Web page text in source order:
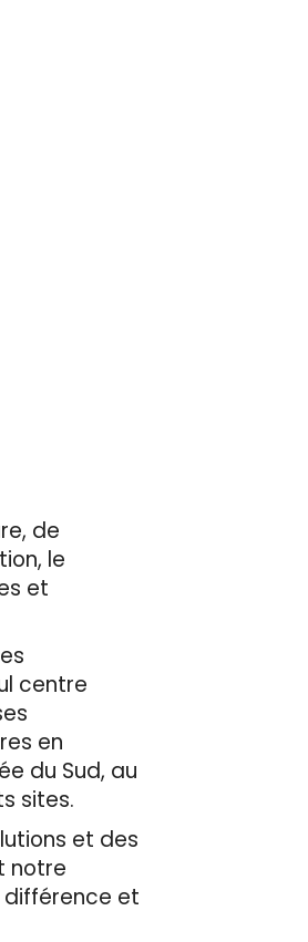
de
le
et
centre
en
du Sud, au
sites.
et des
notre
différence et